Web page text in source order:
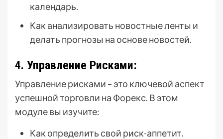
календарь.
Как анализировать новостные ленты и
делать прогнозы на основе новостей.
4. Управление Рисками:
Управление рисками – это ключевой аспект
успешной торговли на Форекс. В этом
модуле вы изучите:
Как определить свой риск-аппетит.